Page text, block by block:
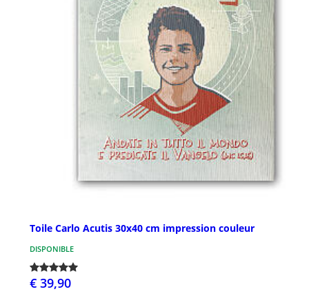
Toile Carlo Acutis 30x40 cm impression couleur
DISPONIBLE
€ 39,90